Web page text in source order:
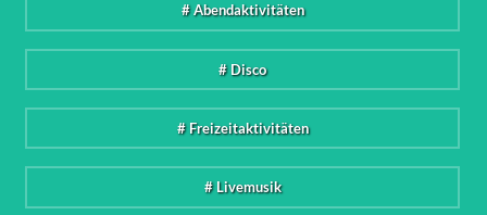
# Abendaktivitäten
# Disco
# Freizeitaktivitäten
# Livemusik